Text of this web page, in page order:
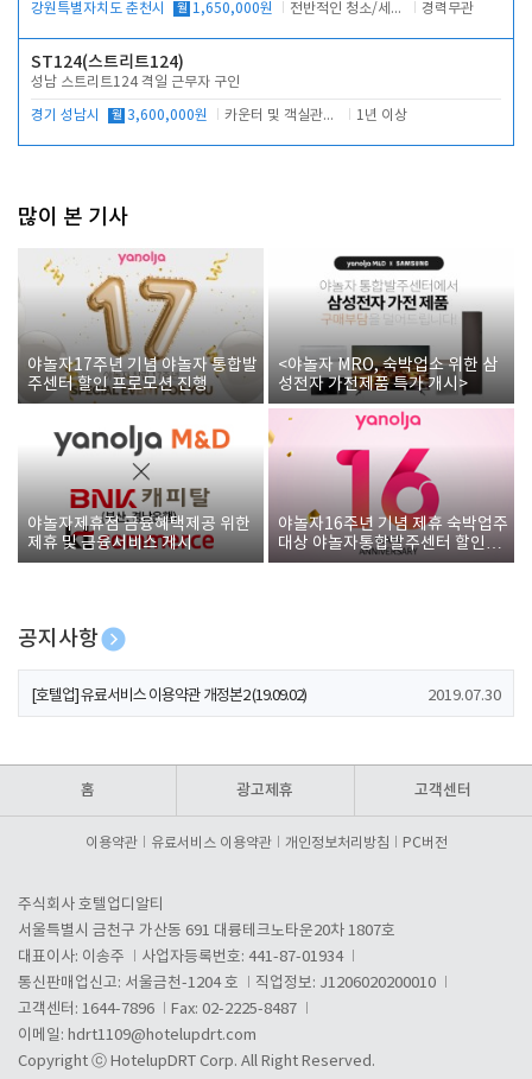
강원특별자치도 춘천시 월 1,650,000원 전반적인 청소/세탁업무 경력무관
ST124(스트리트124)
성남 스트리트124 격일 근무자 구인
경기 성남시 월 3,600,000원 카운터 및 객실관리 전반 1년 이상
많이 본 기사
야놀자17주년 기념 야놀자 통합발
주센터 할인 프로모션 진행
<야놀자 MRO, 숙박업소 위한 삼
성전자 가전제품 특가 개시>
야놀자제휴점 금융혜택제공 위한
제휴 및 금융서비스 게시
야놀자16주년 기념 제휴 숙박업주
대상 야놀자통합발주센터 할인쿠
폰 증정
공지사항
[호텔업] 개인정보 처리방침 개정본1 (19.09.02)
[호텔업] 유료서비스 이용약관 개정본2 (19.09.02) 2019.07.30
홈 광고제휴 고객센터
이용약관 유료서비스 이용약관 개인정보처리방침 PC버전
주식회사 호텔업디알티
서울특별시 금천구 가산동 691 대륭테크노타운20차 1807호
대표이사: 이송주
사업자등록번호: 441-87-01934
통신판매업신고: 서울금천-1204 호
직업정보: J1206020200010
고객센터: 1644-7896
Fax: 02-2225-8487
이메일: hdrt1109@hotelupdrt.com
Copyright ⓒ HotelupDRT Corp. All Right Reserved.